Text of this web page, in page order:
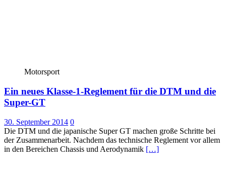
Motorsport
Ein neues Klasse-1-Reglement für die DTM und die
Super-GT
30. September 2014 0
Die DTM und die japanische Super GT machen große Schritte bei
der Zusammenarbeit. Nachdem das technische Reglement vor allem
in den Bereichen Chassis und Aerodynamik […]